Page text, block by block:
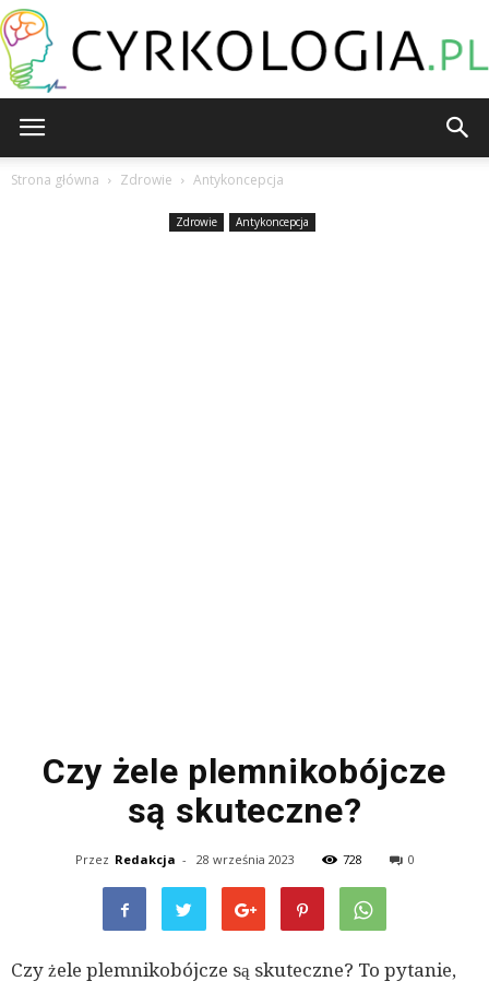
Strona główna Zdrowie Antykoncepcja
Zdrowie Antykoncepcja
Czy żele plemnikobójcze
są skuteczne?
Przez Redakcja - 28 września 2023 728 0
Czy żele plemnikobójcze są skuteczne? To pytanie,